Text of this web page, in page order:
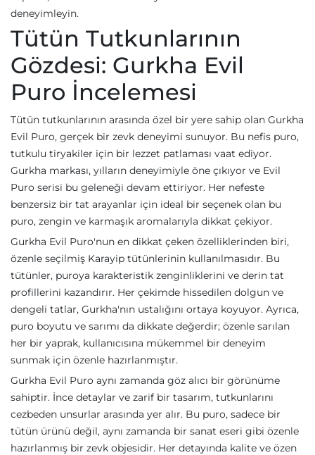
deneyimleyin.
Tütün Tutkunlarının
Gözdesi: Gurkha Evil
Puro İncelemesi
Tütün tutkunlarının arasında özel bir yere sahip olan Gurkha
Evil Puro, gerçek bir zevk deneyimi sunuyor. Bu nefis puro,
tutkulu tiryakiler için bir lezzet patlaması vaat ediyor.
Gurkha markası, yılların deneyimiyle öne çıkıyor ve Evil
Puro serisi bu geleneği devam ettiriyor. Her nefeste
benzersiz bir tat arayanlar için ideal bir seçenek olan bu
puro, zengin ve karmaşık aromalarıyla dikkat çekiyor.
Gurkha Evil Puro'nun en dikkat çeken özelliklerinden biri,
özenle seçilmiş Karayip tütünlerinin kullanılmasıdır. Bu
tütünler, puroya karakteristik zenginliklerini ve derin tat
profillerini kazandırır. Her çekimde hissedilen dolgun ve
dengeli tatlar, Gurkha'nın ustalığını ortaya koyuyor. Ayrıca,
puro boyutu ve sarımı da dikkate değerdir; özenle sarılan
her bir yaprak, kullanıcısına mükemmel bir deneyim
sunmak için özenle hazırlanmıştır.
Gurkha Evil Puro aynı zamanda göz alıcı bir görünüme
sahiptir. İnce detaylar ve zarif bir tasarım, tutkunlarını
cezbeden unsurlar arasında yer alır. Bu puro, sadece bir
tütün ürünü değil, aynı zamanda bir sanat eseri gibi özenle
hazırlanmış bir zevk objesidir. Her detayında kalite ve özen